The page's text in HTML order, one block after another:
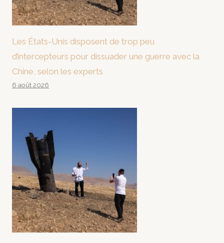
Les États-Unis disposent de trop peu
d’intercepteurs pour dissuader une guerre avec la
Chine, selon les experts
6 août 2026